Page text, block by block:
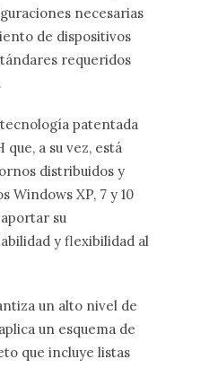
necesarias
de dispositivos
requeridos
patentada
que, a su vez, está
distribuidos y
Windows XP, 7 y 10
su
y flexibilidad al
un alto nivel de
un esquema de
que incluye listas